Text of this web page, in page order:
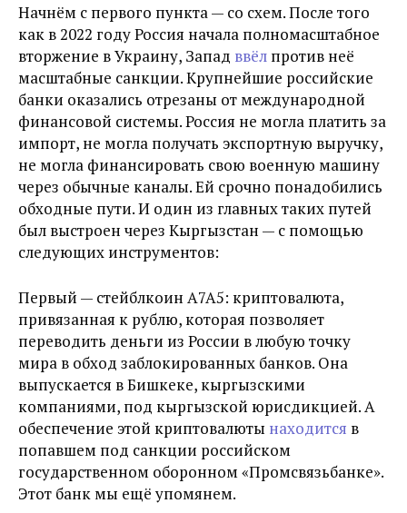
Начнём с первого пункта — со схем. После того
как в 2022 году Россия начала полномасштабное
вторжение в Украину, Запад ввёл против неё
масштабные санкции. Крупнейшие российские
банки оказались отрезаны от международной
финансовой системы. Россия не могла платить за
импорт, не могла получать экспортную выручку,
не могла финансировать свою военную машину
через обычные каналы. Ей срочно понадобились
обходные пути. И один из главных таких путей
был выстроен через Кыргызстан — с помощью
следующих инструментов:
Первый — стейблкоин A7A5: криптовалюта,
привязанная к рублю, которая позволяет
переводить деньги из России в любую точку
мира в обход заблокированных банков. Она
выпускается в Бишкеке, кыргызскими
компаниями, под кыргызской юрисдикцией. А
обеспечение этой криптовалюты находится в
попавшем под санкции российском
государственном оборонном «Промсвязьбанке».
Этот банк мы ещё упомянем.